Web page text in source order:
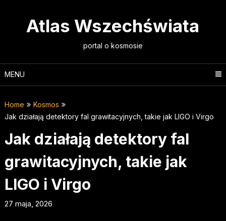
Atlas Wszechświata
portal o kosmosie
MENU
Home
Kosmos
Jak działają detektory fal grawitacyjnych, takie jak LIGO i Virgo
Jak działają detektory fal
grawitacyjnych, takie jak
LIGO i Virgo
27 maja, 2026